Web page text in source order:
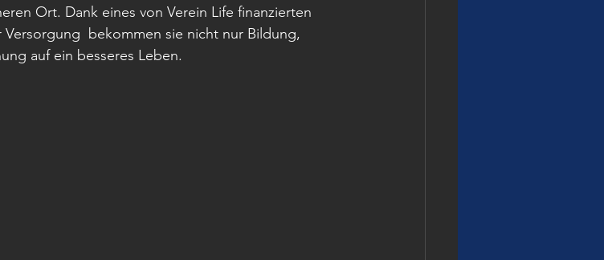
Ort. Dank eines von Verein Life finanzierten
bekommen sie nicht nur Bildung,
auf ein besseres Leben.